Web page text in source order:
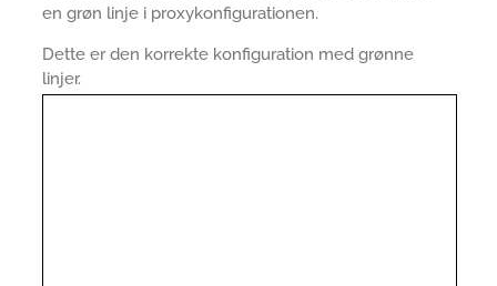
en grøn linje i proxykonfigurationen.
Dette er den korrekte konfiguration med grønne
linjer.